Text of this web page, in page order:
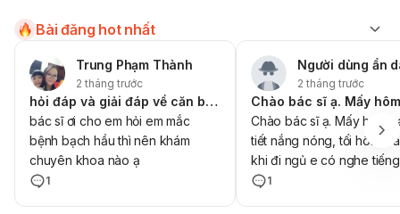
Bài đăng hot nhất
Trung Phạm Thành
2 tháng trước
hỏi đáp và giải đáp về căn bệnh bạch hầu giúp em với ạ
bác sĩ ơi cho em hỏi em mắc
bệnh bạch hầu thì nên khám
chuyên khoa nào ạ
1
Người dùng ẩn
2 tháng trước
Chào bác sĩ ạ. Mấy hôm
tiết nắng nóng, tối hôm
khi đi ngủ e có nghe
chít chít ở góc giường, lật
1